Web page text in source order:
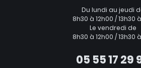
Du lundi au jeudi
8h30 à 12h00 / 13h30
Le vendredi de
8h30 à 12h00 / 13h30
05 55 17 29